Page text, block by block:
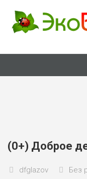
content
(0+) Доброе
dfglazov Без